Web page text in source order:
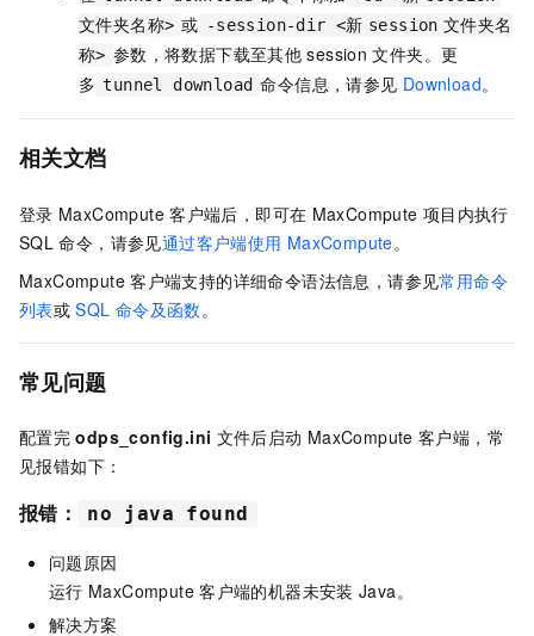
文件夹名称> 或 -session-dir <新 session 文件夹名
称> 参数，将数据下载至其他 session 文件夹。更
多 tunnel download 命令信息，请参见 Download。
相关文档
登录 MaxCompute 客户端后，即可在 MaxCompute 项目内执行
SQL 命令，请参见通过客户端使用 MaxCompute。
MaxCompute 客户端支持的详细命令语法信息，请参见常用命令
列表或 SQL 命令及函数 。
常见问题
配置完 odps_config.ini 文件后启动 MaxCompute 客户端，常
见报错如下：
报错： no java found
问题原因
运行 MaxCompute 客户端的机器未安装 Java。
解决方案